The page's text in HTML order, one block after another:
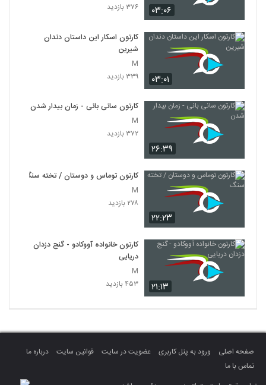
۰۳:۰۶
۳۷۶ بازدید
۰۳:۰۱
کارتون اسکار این داستان دندان
شیرین
M
۳۳۹ بازدید
۲۶:۳۹
کارتون سانی بانی - زمان بیدار شدن
M
۳۷۲ بازدید
۲۲:۲۳
کارتون توماس و دوستان / تخته سنگ
M
۲۷۸ بازدید
۲۱:۱۳
کارتون خانواده آووکادو - گنج دزدان
دریایی
M
۴۵۳ بازدید
صفحه اصلی ورود به پنل کاربری عضویت در سایت قوانین سایت
درباره ما
تماس با ما